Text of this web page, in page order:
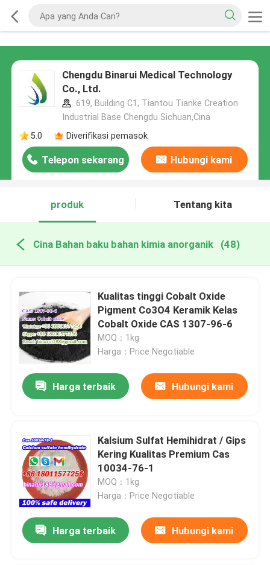
Chengdu Binarui Medical Technology
Co., Ltd.
619, Building C1, Tiantou Tianke Creation
Industrial Base Chengdu Sichuan,Cina
5.0
Diverifikasi pemasok
Telepon sekarang Hubungi kami
produk Tentang kita
Cina Bahan baku bahan kimia anorganik (48)
Kualitas tinggi Cobalt Oxide
Pigment Co3O4 Keramik Kelas
Cobalt Oxide CAS 1307-96-6
MOQ：1kg
Harga：Price Negotiable
Harga terbaik Hubungi kami
Kalsium Sulfat Hemihidrat / Gips
Kering Kualitas Premium Cas
10034-76-1
MOQ：1kg
Harga：Price Negotiable
Harga terbaik Hubungi kami